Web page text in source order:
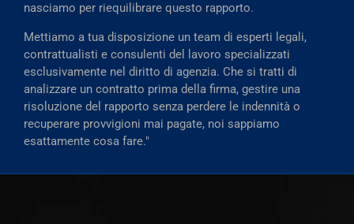
nasciamo per riequilibrare questo rapporto.
Mettiamo a tua disposizione un team di esperti legali,
contrattualisti e consulenti del lavoro specializzati
esclusivamente nel diritto di agenzia. Che si tratti di
analizzare un contratto prima della firma, gestire una
risoluzione del rapporto senza perdere le indennità o
recuperare provvigioni mai pagate, noi sappiamo
esattamente cosa fare."